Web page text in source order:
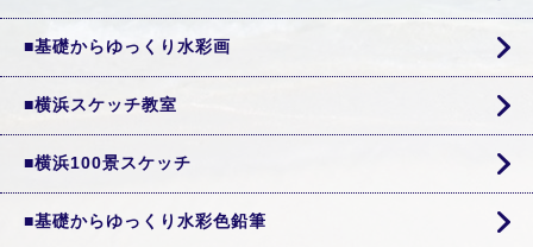
■基礎からゆっくり水彩画
■横浜スケッチ教室
■横浜100景スケッチ
■基礎からゆっくり水彩色鉛筆